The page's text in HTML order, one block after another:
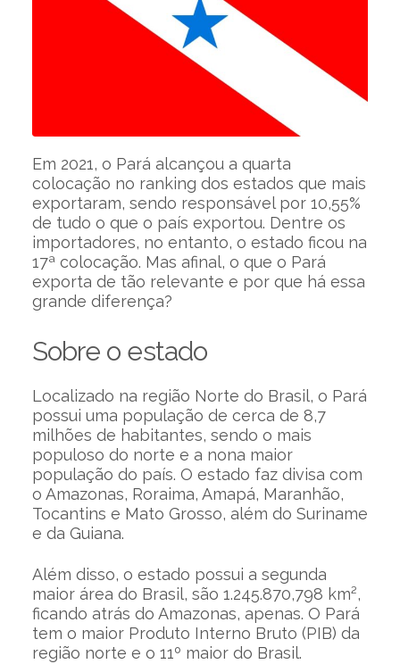
Em 2021, o Pará alcançou a quarta
colocação no ranking dos estados que mais
exportaram, sendo responsável por 10,55%
de tudo o que o país exportou. Dentre os
importadores, no entanto, o estado ficou na
17ª colocação. Mas afinal, o que o Pará
exporta de tão relevante e por que há essa
grande diferença?
Sobre o estado
Localizado na região Norte do Brasil, o Pará
possui uma população de cerca de 8,7
milhões de habitantes, sendo o mais
populoso do norte e a nona maior
população do país. O estado faz divisa com
o Amazonas, Roraima, Amapá, Maranhão,
Tocantins e Mato Grosso, além do Suriname
e da Guiana.
Além disso, o estado possui a segunda
maior área do Brasil, são 1.245.870,798 km²,
ficando atrás do Amazonas, apenas. O Pará
tem o maior Produto Interno Bruto (PIB) da
região norte e o 11º maior do Brasil.